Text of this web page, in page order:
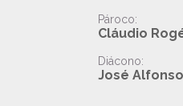
Pároco:
Cláudio
Diácono:
José